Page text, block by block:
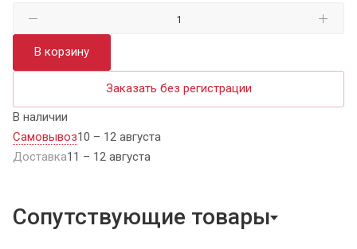
В корзину
Заказать без регистрации
В наличии
Самовывоз10 – 12 августа
Доставка11 – 12 августа
Сопутствующие товары